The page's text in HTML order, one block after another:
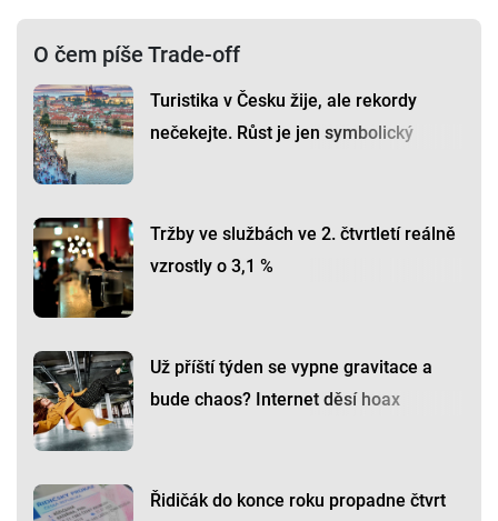
O čem píše Trade-off
Turistika v Česku žije, ale rekordy
nečekejte. Růst je jen symbolický
Tržby ve službách ve 2. čtvrtletí reálně
vzrostly o 3,1 %
Už příští týden se vypne gravitace a
bude chaos? Internet děsí hoax
Řidičák do konce roku propadne čtvrt